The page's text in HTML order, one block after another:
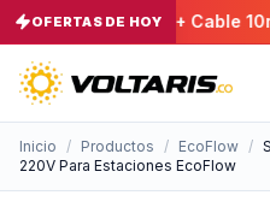
OFERTAS DE HOY
EcoFlow E980 + Cable 10m +
Inicio / Productos / EcoFlow /
220V Para Estaciones EcoFlow
Tu
Vacío
Tu